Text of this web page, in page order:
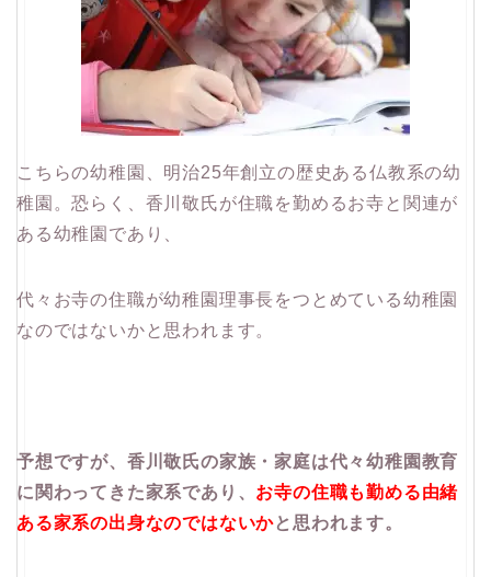
こちらの幼稚園、明治25年創立の歴史ある仏教系の幼
稚園。恐らく、香川敬氏が住職を勤めるお寺と関連が
ある幼稚園であり、
代々お寺の住職が幼稚園理事長をつとめている幼稚園
なのではないかと思われます。
予想ですが、香川敬氏の家族・家庭は代々幼稚園教育
に関わってきた家系であり、 お寺の住職も勤める由緒
ある家系の出身なのではないかと思われます。